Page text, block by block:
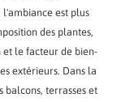
est plus
des plantes,
et le facteur de bien-
extérieurs. Dans la
terrasses et